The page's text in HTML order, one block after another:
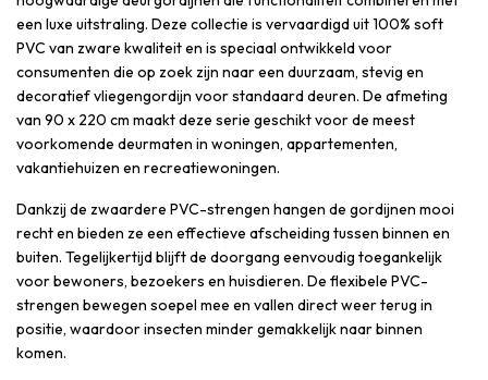
een luxe uitstraling. Deze collectie is vervaardigd uit 100% soft
PVC van zware kwaliteit en is speciaal ontwikkeld voor
consumenten die op zoek zijn naar een duurzaam, stevig en
decoratief vliegengordijn voor standaard deuren. De afmeting
van 90 x 220 cm maakt deze serie geschikt voor de meest
voorkomende deurmaten in woningen, appartementen,
vakantiehuizen en recreatiewoningen.
Dankzij de zwaardere PVC-strengen hangen de gordijnen mooi
recht en bieden ze een effectieve afscheiding tussen binnen en
buiten. Tegelijkertijd blijft de doorgang eenvoudig toegankelijk
voor bewoners, bezoekers en huisdieren. De flexibele PVC-
strengen bewegen soepel mee en vallen direct weer terug in
positie, waardoor insecten minder gemakkelijk naar binnen
komen.